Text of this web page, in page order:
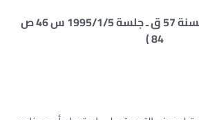
( الطعن رقم 1515 لسنة 57 ق ـ جلسة 1995/1/5 س 46 ص
84 )